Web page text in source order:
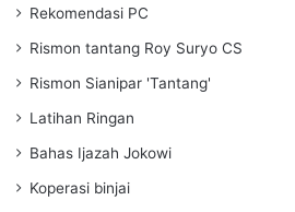
Rekomendasi PC
Rismon tantang Roy Suryo CS
Rismon Sianipar 'Tantang'
Latihan Ringan
Bahas Ijazah Jokowi
Koperasi binjai